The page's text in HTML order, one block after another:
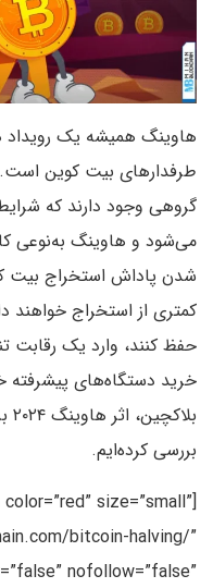
هاوینگ همیشه یک رویداد
طرفدارهای بیت کوین است.
گروهی وجود دارند که
می‌شود و هاوینگ به‌نوعی
شدن پاداش استخراج بیت
کمتری از استخراج خواهند
حفظ کنند، وارد یک رقابت
خرید دستگاه‌های پیشرفته
بررسی کرده‌ایم.
size=”small”
bitcoin-halving/”
nofollow=”false”